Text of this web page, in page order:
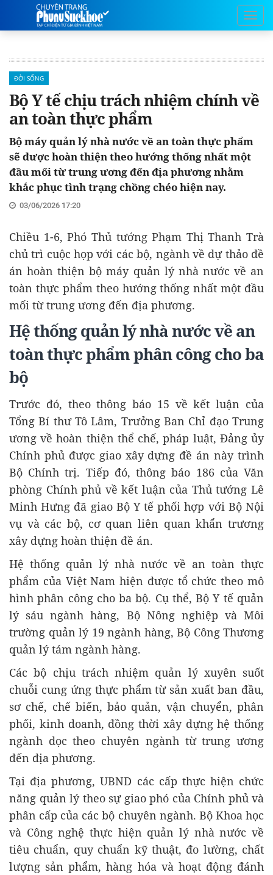
ĐỜI SỐNG
Bộ Y tế chịu trách nhiệm chính về
an toàn thực phẩm
Bộ máy quản lý nhà nước về an toàn thực phẩm
sẽ được hoàn thiện theo hướng thống nhất một
đầu mối từ trung ương đến địa phương nhằm
khắc phục tình trạng chồng chéo hiện nay.
03/06/2026 17:20
Chiều 1-6, Phó Thủ tướng Phạm Thị Thanh Trà
chủ trì cuộc họp với các bộ, ngành về dự thảo đề
án hoàn thiện bộ máy quản lý nhà nước về an
toàn thực phẩm theo hướng thống nhất một đầu
mối từ trung ương đến địa phương.
Hệ thống quản lý nhà nước về an
toàn thực phẩm phân công cho ba
bộ
Trước đó, theo thông báo 15 về kết luận của
Tổng Bí thư Tô Lâm, Trưởng Ban Chỉ đạo Trung
ương về hoàn thiện thể chế, pháp luật, Đảng ủy
Chính phủ được giao xây dựng đề án này trình
Bộ Chính trị. Tiếp đó, thông báo 186 của Văn
phòng Chính phủ về kết luận của Thủ tướng Lê
Minh Hưng đã giao Bộ Y tế phối hợp với Bộ Nội
vụ và các bộ, cơ quan liên quan khẩn trương
xây dựng hoàn thiện đề án.
Hệ thống quản lý nhà nước về an toàn thực
phẩm của Việt Nam hiện được tổ chức theo mô
hình phân công cho ba bộ. Cụ thể, Bộ Y tế quản
lý sáu ngành hàng, Bộ Nông nghiệp và Môi
trường quản lý 19 ngành hàng, Bộ Công Thương
quản lý tám ngành hàng.
Các bộ chịu trách nhiệm quản lý xuyên suốt
chuỗi cung ứng thực phẩm từ sản xuất ban đầu,
sơ chế, chế biến, bảo quản, vận chuyển, phân
phối, kinh doanh, đồng thời xây dựng hệ thống
ngành dọc theo chuyên ngành từ trung ương
đến địa phương.
Tại địa phương, UBND các cấp thực hiện chức
năng quản lý theo sự giao phó của Chính phủ và
phân cấp của các bộ chuyên ngành. Bộ Khoa học
và Công nghệ thực hiện quản lý nhà nước về
tiêu chuẩn, quy chuẩn kỹ thuật, đo lường, chất
lượng sản phẩm, hàng hóa và hoạt động đánh